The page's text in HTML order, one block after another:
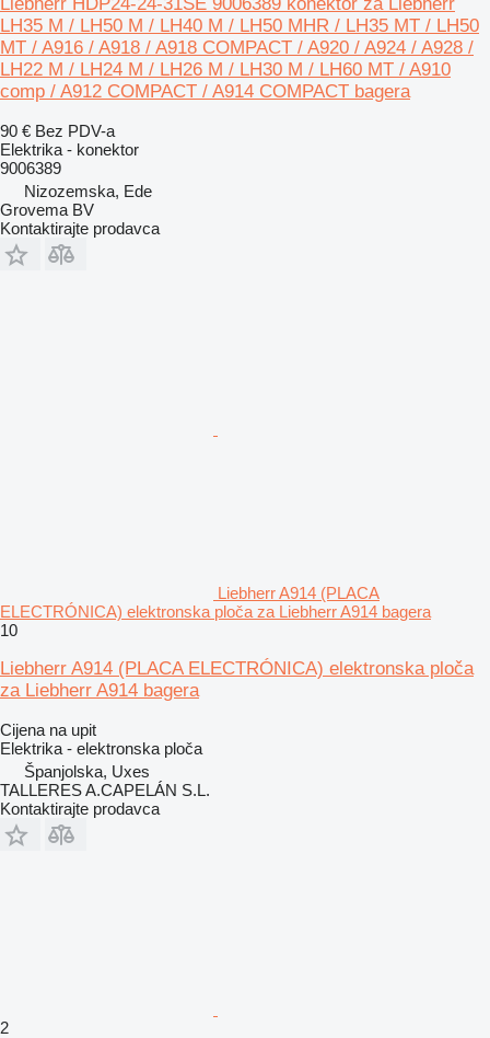
LH35 M / LH50 M / LH40 M / LH50 MHR / LH35 MT / LH50
MT / A916 / A918 / A918 COMPACT / A920 / A924 / A928 /
LH22 M / LH24 M / LH26 M / LH30 M / LH60 MT / A910
comp / A912 COMPACT / A914 COMPACT bagera
90 € Bez PDV-a
Elektrika - konektor
9006389
Nizozemska, Ede
Grovema BV
Kontaktirajte prodavca
Liebherr A914 (PLACA
ELECTRÓNICA) elektronska ploča za Liebherr A914 bagera
10
Liebherr A914 (PLACA ELECTRÓNICA) elektronska ploča
za Liebherr A914 bagera
Cijena na upit
Elektrika - elektronska ploča
Španjolska, Uxes
TALLERES A.CAPELÁN S.L.
Kontaktirajte prodavca
2